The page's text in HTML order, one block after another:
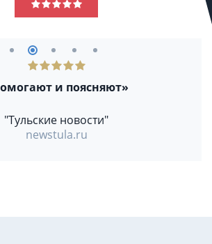
и поясняют»
"Тульские новости"
newstula.ru